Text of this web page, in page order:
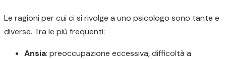
Le ragioni per cui ci si rivolge a uno psicologo sono tante e
diverse. Tra le più frequenti:
Ansia: preoccupazione eccessiva, difficoltà a